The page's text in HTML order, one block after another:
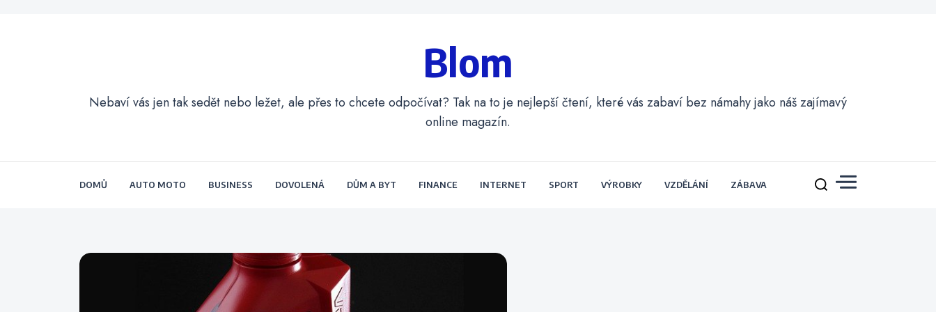
Blom
Nebaví vás jen tak sedět nebo ležet, ale přes to chcete odpočívat? Tak na to je nejlepší čtení, které vás zabaví bez námahy jako náš zajímavý
online magazín.
DOMŮ AUTO MOTO BUSINESS DOVOLENÁ DŮM A BYT FINANCE INTERNET SPORT VÝROBKY VZDĚLÁNÍ ZÁBAVA